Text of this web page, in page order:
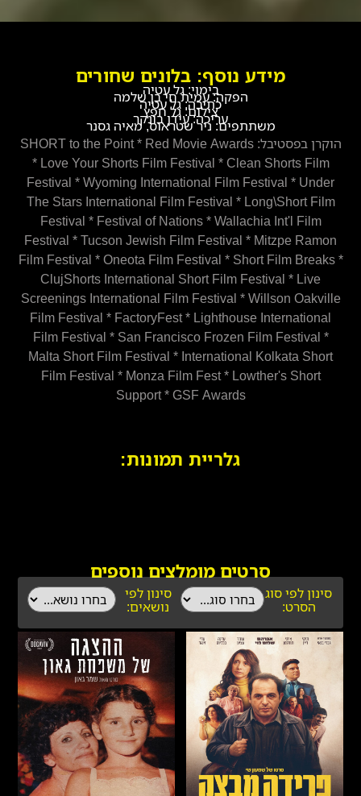
גלריית תמונות:
מידע נוסף: בלונים שחורים
בימוי: גל עטיה
הפקה: עמית חי בן שלמה
כתיבה: גל עטיה
צילום: גל חפץ
עריכה: עידן בונקר
משתתפים: ניר שטראוס, מאיה גסנר
הוקרן בפסטיבל: SHORT to the Point * Red Movie Awards
* Love Your Shorts Film Festival * Clean Shorts Film
Festival * Wyoming International Film Festival * Under
The Stars International Film Festival * Long\Short Film
Festival * Festival of Nations * Wallachia Int'l Film
Festival * Tucson Jewish Film Festival * Mitzpe Ramon
Film Festival * Oneota Film Festival * Short Film Breaks *
ClujShorts International Short Film Festival * Live
Screenings International Film Festival * Willson Oakville
Film Festival * FactoryFest * Lighthouse International
Film Festival * San Francisco Frozen Film Festival *
Malta Short Film Festival * International Kolkata Short
Film Festival * Monza Film Fest * Lowther's Short
Support * GSF Awards
סרטים מומלצים נוספים
סינון לפי
נושאים:
סינון לפי סוג
הסרט: